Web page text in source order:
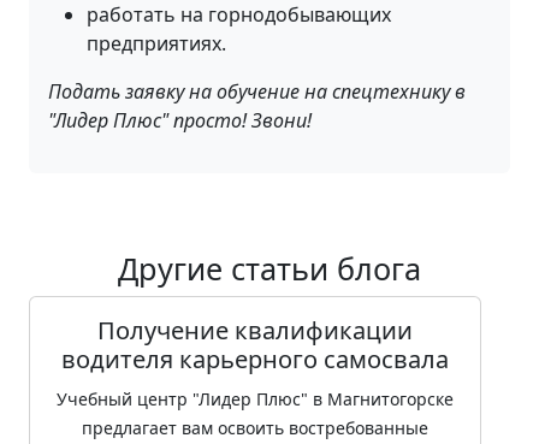
работать на горнодобывающих
предприятиях.
Подать заявку на обучение на спецтехнику в
"Лидер Плюс" просто! Звони!
Другие статьи блога
Получение квалификации
водителя карьерного самосвала
Учебный центр "Лидер Плюс" в Магнитогорске
предлагает вам освоить востребованные